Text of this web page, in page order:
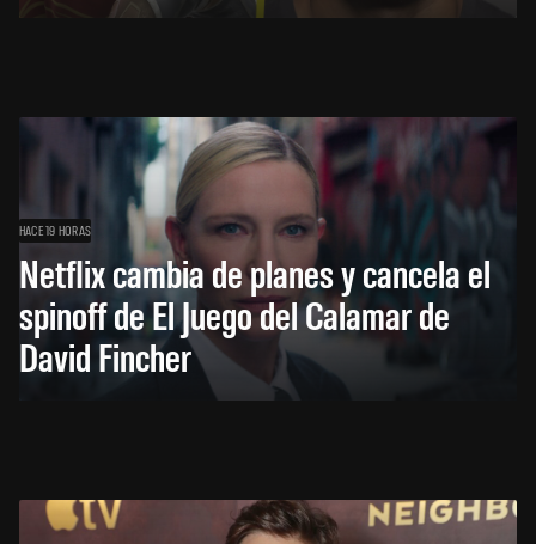
HACE 19 HORAS
Netflix cambia de planes y cancela el
spinoff de El Juego del Calamar de
David Fincher